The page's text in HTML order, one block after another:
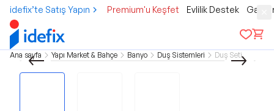
idefix’te Satış Yapın Premium'u Keşfet Evlilik Destek
Ana sayfa Yapı Market & Bahçe Banyo Duş Sistemleri Duş Seti